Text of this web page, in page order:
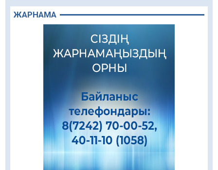
Құрылыс қарқыны – қала дамуының айғағы
08.08.2026
Зәулім ғимараттарда туған жерді түлеткен
азаматтардың қолтаңбасы бар
Еңбегі ерлікпен тең мамандық
Даналықтың шырағданы, ой-сананың
шамшырағы
08.08.2026
Кенеге қарсы залалсыздандыру жұмыстары
ЖАРНАМА